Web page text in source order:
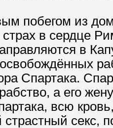
побегом из
страх в сердце
в
Спартака.
а его
всю
секс,